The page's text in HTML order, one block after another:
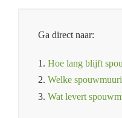
Ga direct naar:
1. Hoe lang blijft
2. Welke
3. Wat levert